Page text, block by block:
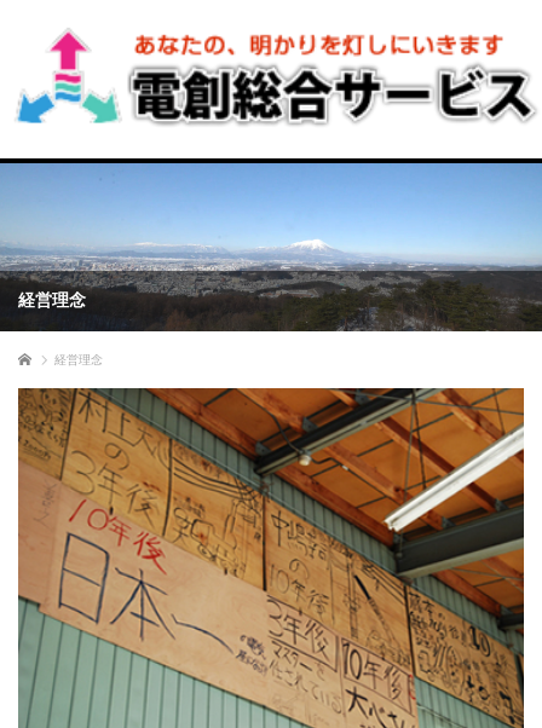
経営理念
ホーム 経営理念